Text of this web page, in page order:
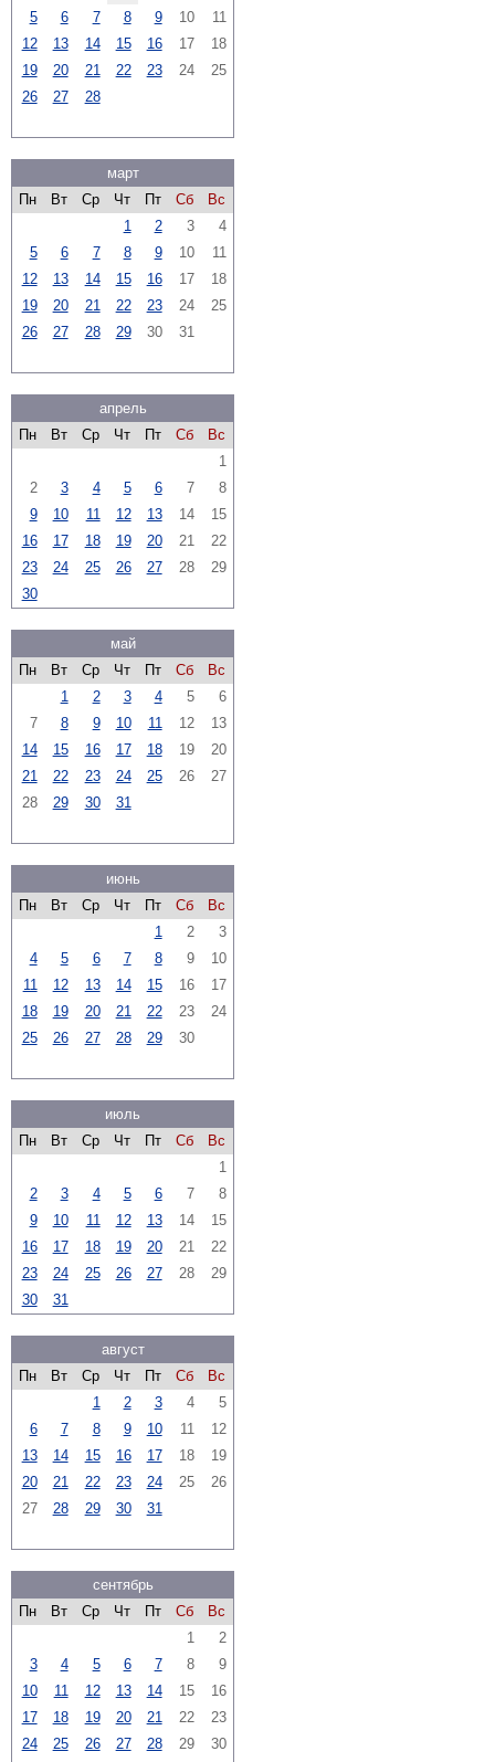
5
6 7 8 9 10
11
12
13 14 15 16 17
18
19
20 21 22 23 24
25
26
27 28
март
Пн
Вт Ср Чт Пт Сб
Вс
1
2 3
4
5
6 7 8 9 10
11
12
13 14 15 16 17
18
19
20 21 22 23 24
25
26
27 28 29 30 31
апрель
Пн
Вт Ср Чт Пт Сб
Вс
1
2
3 4 5 6 7
8
9
10 11 12 13 14
15
16
17 18 19 20 21
22
23
24 25 26 27 28
29
30
май
Пн
Вт Ср Чт Пт Сб
Вс
1
2 3 4 5
6
7
8 9 10 11 12
13
14
15 16 17 18 19
20
21
22 23 24 25 26
27
28
29 30 31
июнь
Пн
Вт Ср Чт Пт Сб
Вс
1
2
3
4
5 6 7 8 9
10
11
12 13 14 15 16
17
18
19 20 21 22 23
24
25
26 27 28 29 30
июль
Пн
Вт Ср Чт Пт Сб
Вс
1
2
3 4 5 6 7
8
9
10 11 12 13 14
15
16
17 18 19 20 21
22
23
24 25 26 27 28
29
30
31
август
Пн
Вт Ср Чт Пт Сб
Вс
1
2 3 4
5
6
7 8 9 10 11
12
13
14 15 16 17 18
19
20
21 22 23 24 25
26
27
28 29 30 31
сентябрь
Пн
Вт Ср Чт Пт Сб
Вс
1
2
3
4 5 6 7 8
9
10
11 12 13 14 15
16
17
18 19 20 21 22
23
24
25 26 27 28 29 30